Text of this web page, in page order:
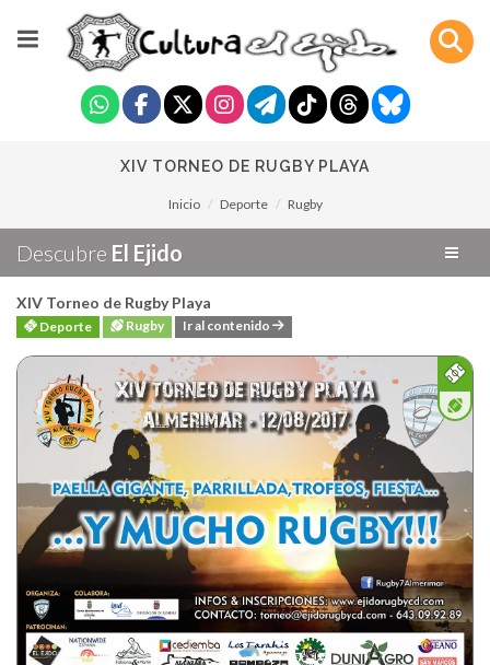
XIV TORNEO DE RUGBY PLAYA
Inicio Deporte Rugby
Descubre El Ejido
XIV Torneo de Rugby Playa
Deporte Rugby Ir al contenido